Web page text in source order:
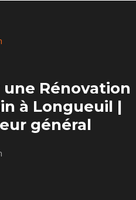
une Rénovation
à Longueuil |
général